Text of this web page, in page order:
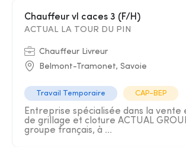
Chauffeur vl caces 3 (F/H)
ACTUAL LA TOUR DU PIN
Chauffeur Livreur
Belmont-Tramonet, Savoie
Travail Temporaire CAP-BEP
Entreprise spécialisée dans la vente
de grillage et cloture ACTUAL
groupe français, à ...